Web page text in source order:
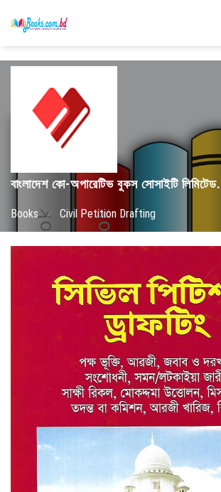
বাংলাদেশ কো-অপারেটিভ বুকস সোসাইটি লিমিটেড.
Books / Civil Petition Drafting